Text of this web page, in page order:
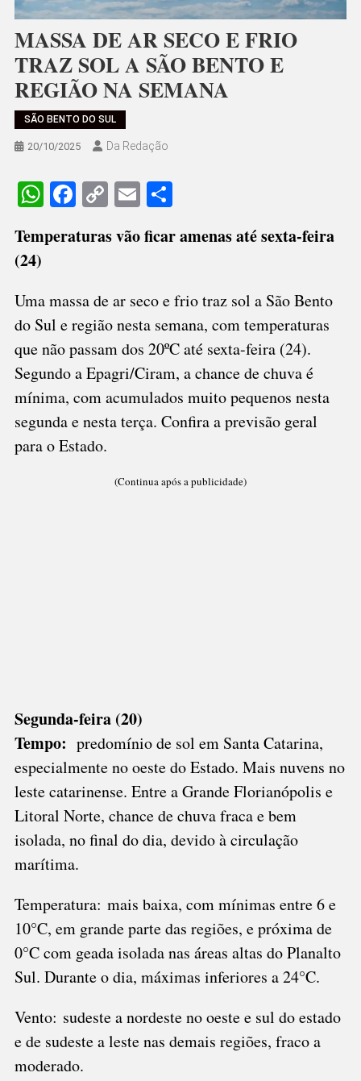
MASSA DE AR SECO E FRIO
TRAZ SOL A SÃO BENTO E
REGIÃO NA SEMANA
SÃO BENTO DO SUL
20/10/2025 Da Redação
WhatsApp
Facebook
CopyEmailShare
Temperaturas vão ficar amenas até sexta-feira
(24)
Uma massa de ar seco e frio traz sol a São Bento
do Sul e região nesta semana, com temperaturas
que não passam dos 20ºC até sexta-feira (24).
Segundo a Epagri/Ciram, a chance de chuva é
mínima, com acumulados muito pequenos nesta
segunda e nesta terça. Confira a previsão geral
para o Estado.
(Continua após a publicidade)
Segunda-feira (20)
Tempo: predomínio de sol em Santa Catarina,
especialmente no oeste do Estado. Mais nuvens no
leste catarinense. Entre a Grande Florianópolis e
Litoral Norte, chance de chuva fraca e bem
isolada, no final do dia, devido à circulação
marítima.
Temperatura: mais baixa, com mínimas entre 6 e
10°C, em grande parte das regiões, e próxima de
0°C com geada isolada nas áreas altas do Planalto
Sul. Durante o dia, máximas inferiores a 24°C.
Vento: sudeste a nordeste no oeste e sul do estado
e de sudeste a leste nas demais regiões, fraco a
moderado.